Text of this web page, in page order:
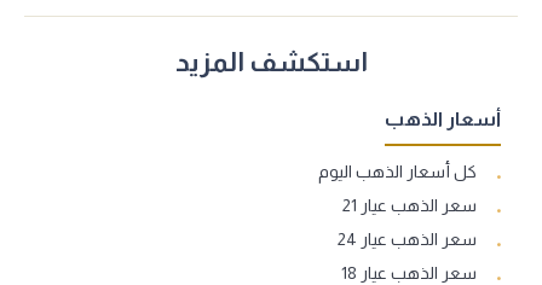
استكشف المزيد
أسعار الذهب
كل أسعار الذهب اليوم
سعر الذهب عيار 21
سعر الذهب عيار 24
سعر الذهب عيار 18